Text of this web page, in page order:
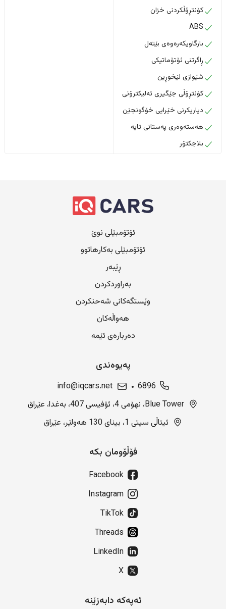
کۆنتڕۆڵکردنی خزان
ABS
بارگاویکەرەوەی بێتەل
ڕاگرتنی ئۆتۆماتیکی
شێوازی لێخوڕین
کۆنتڕۆڵی جێگیری ئەلیکترۆنی
دیاریکرنی خێرایی خۆگونجێن
هەستەوەری پەستانی تایە
بلاجکتۆر
ئۆتۆمبێلی نوێ
ئۆتۆمبێلی بەکارهاتوو
ڕێبەر
بەراوردکردن
وێستگەکانی شەحنکردن
هەواڵەکان
دەربارەی ئێمە
پەیوەندی
6896
info@iqcars.net
Blue Tower، نهۆمی 4، ئۆفیسی 407، بەغدا، عێراق
ئیتاڵی سیتی 1، بینای 130 هەولێر، عێراق
فۆڵۆومان بکە
Facebook
Instagram
TikTok
Threads
LinkedIn
X
ئەپەکە دابەزێنە